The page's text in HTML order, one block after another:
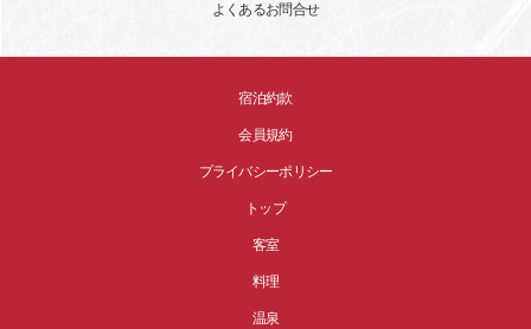
よくあるお問合せ
宿泊約款
会員規約
プライバシーポリシー
トップ
客室
料理
温泉